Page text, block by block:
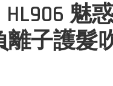
HL906 魅
離子護髮